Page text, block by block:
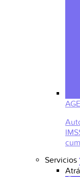
Servicios